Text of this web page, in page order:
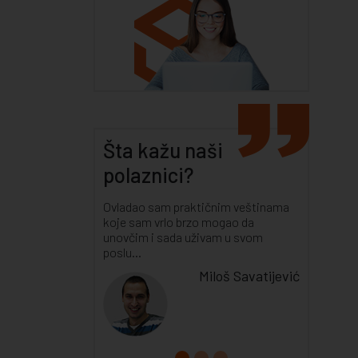
Šta kažu naši
polaznici?
Ovladao sam praktičnim veštinama
koje sam vrlo brzo mogao da
unovčim i sada uživam u svom
poslu...
Miloš Savatijević